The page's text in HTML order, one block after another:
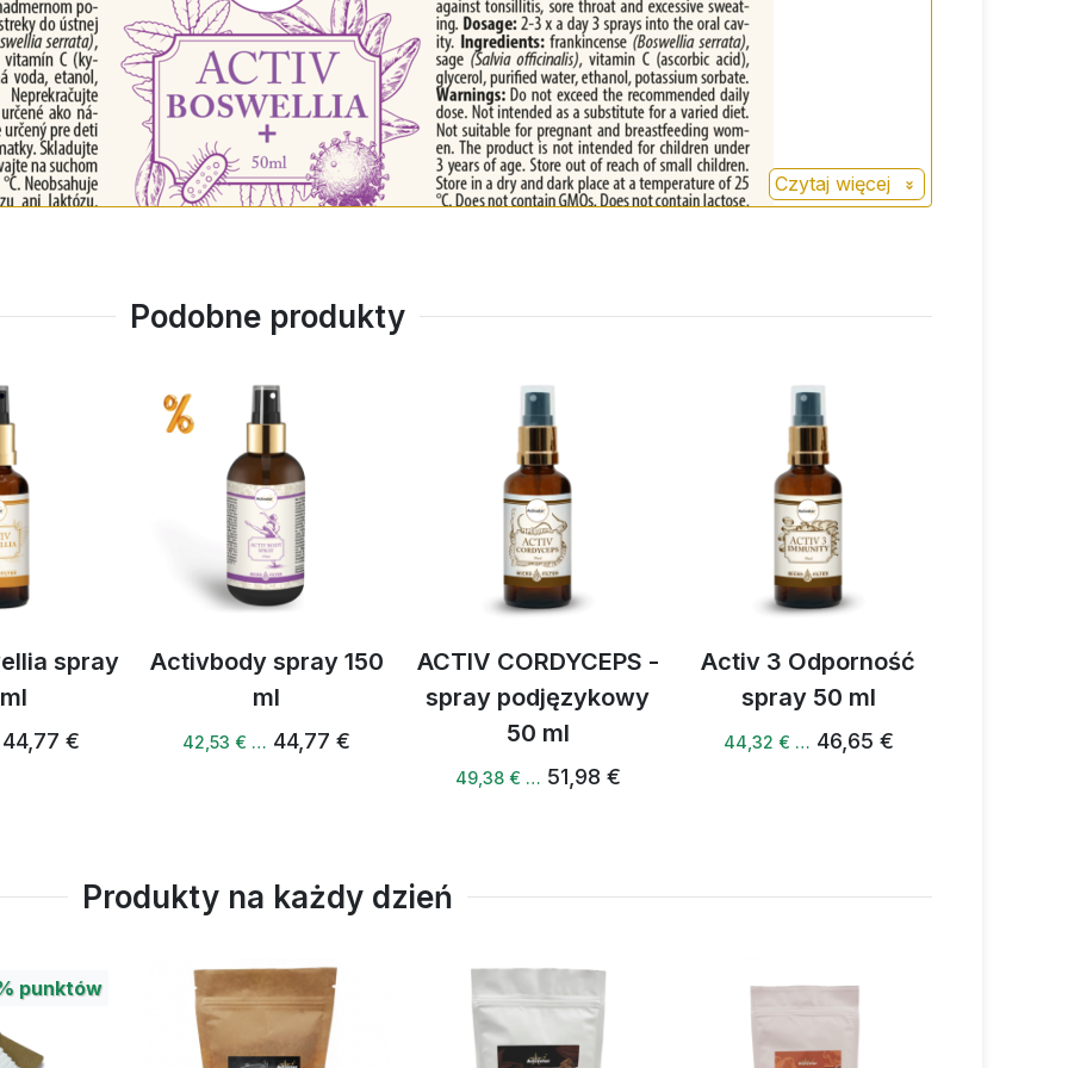
Czytaj więcej
Podobne produkty
spray 150
€ …44,77 €
ACTIV CORDYCEPS -
spray podjęzykowy
50 ml
Activ 3 Odporność
spray 50 ml
44,32 € …
Activ Magnez + B6 +
K spray 150 ml
44,17 € …46,49 €
Produkty na każdy dzień